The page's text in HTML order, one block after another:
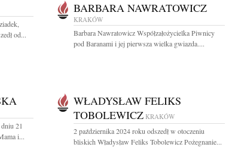
od...
BARBARA NAWRATOWICZ
KRAKÓW
Barbara Nawratowicz Współzałożycielka Piwnicy
pod Baranami i jej pierwsza wielka gwiazda....
21
i...
WŁADYSŁAW FELIKS
TOBOLEWICZ KRAKÓW
2 października 2024 roku odszedł w otoczeniu
bliskich Władysław Feliks Tobolewicz Pożegnanie...